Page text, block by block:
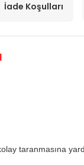
İade Koşulları
taranmasına